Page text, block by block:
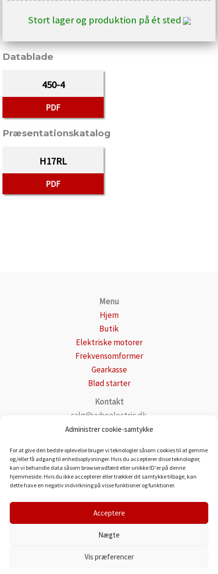
Administrer cookie-samtykke
For at give den bedste oplevelse bruger vi teknologier såsom cookies til at gemme
og/eller få adgang til enhedsoplysninger. Hvis du accepterer disse teknologier,
kan vi behandle data såsom browseradfærd eller unikke ID'er på denne
hjemmeside. Hvis du ikke accepterer eller trækker dit samtykke tilbage, kan
dette have en negativ indvirkning på visse funktioner og funktioner.
Acceptere
Nægte
Vis præferencer
Stort lager og produktion på ét sted
Datablade
450-4
PDF
Præsentationskatalog
H17RL
PDF
Menu
Hjem
Butik
Elektriske motorer
Frekvensomformer
Gearkasse
Blød starter
Kontakt
salg@vyboelectric.dk
+49 15123569470
Fortrolighedspolitik
Transportere
Kontakt
VYBO Electric Danmark